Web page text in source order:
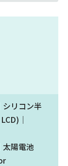
リコン半
｜
陽電池